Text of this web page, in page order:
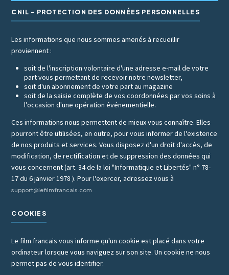
CNIL - PROTECTION DES DONNÉES PERSONNELLES
Les informations que nous sommes amenés à recueillir
proviennent :
soit de l'inscription volontaire d'une adresse e-mail de votre
part vous permettant de recevoir notre newsletter,
soit d'un abonnement de votre part au magazine
soit de la saisie complète de vos coordonnées par vos soins à
l'occasion d'une opération événementielle.
Ces informations nous permettent de mieux vous connaître. Elles
pourront être utilisées, en outre, pour vous informer de l'existence
de nos produits et services. Vous disposez d'un droit d'accès, de
modification, de rectification et de suppression des données qui
vous concernent (art. 34 de la loi "Informatique et Libertés" n° 78-
17 du 6 janvier 1978 ). Pour l'exercer, adressez vous à
support@lefilmfrancais.com
COOKIES
Le film francais vous informe qu'un cookie est placé dans votre
ordinateur lorsque vous naviguez sur son site. Un cookie ne nous
permet pas de vous identifier.